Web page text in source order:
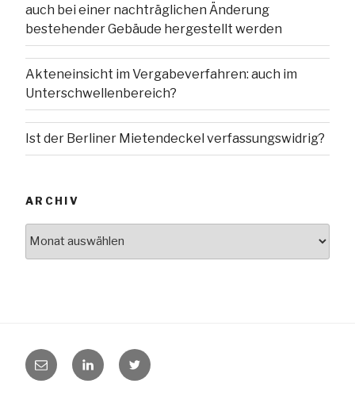
auch bei einer nachträglichen Änderung
bestehender Gebäude hergestellt werden
Akteneinsicht im Vergabeverfahren: auch im
Unterschwellenbereich?
Ist der Berliner Mietendeckel verfassungswidrig?
ARCHIV
E-
Mail
LinkedIn Twitter